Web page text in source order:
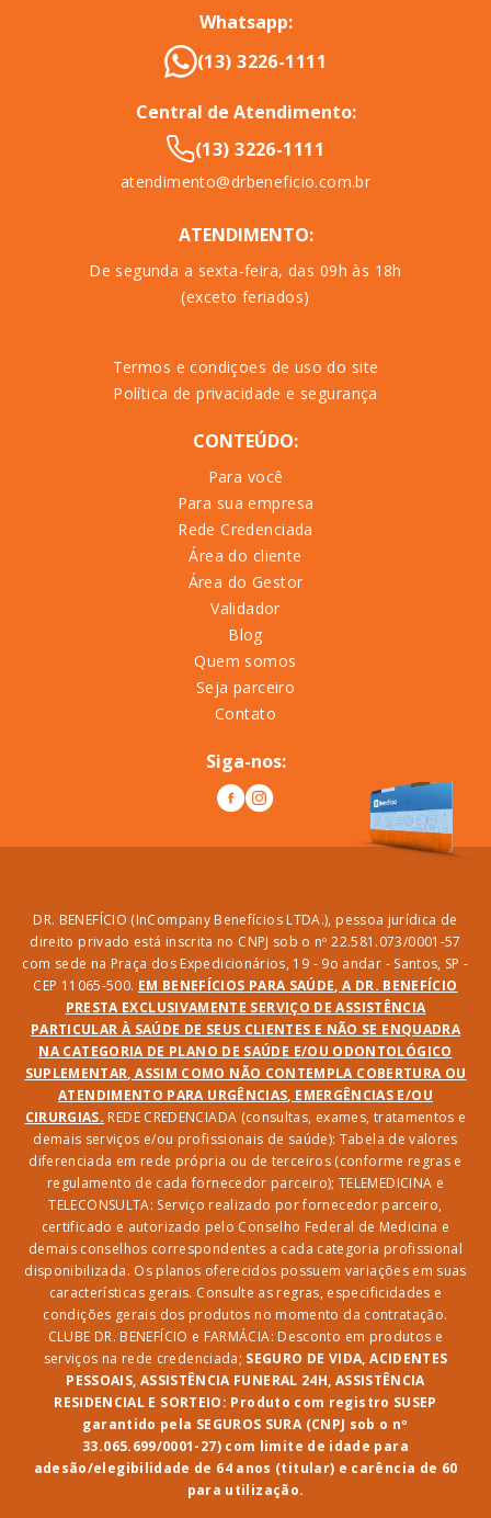
Whatsapp:
(13) 3226-1111
Central de Atendimento:
(13) 3226-1111
atendimento@drbeneficio.com.br
ATENDIMENTO:
De segunda a sexta-feira, das 09h às 18h
(exceto feriados)
Termos e condiçoes de uso do site
Política de privacidade e segurança
CONTEÚDO:
Para você
Para sua empresa
Rede Credenciada
Área do cliente
Área do Gestor
Validador
Blog
Quem somos
Seja parceiro
Contato
Siga-nos:
DR. BENEFÍCIO (InCompany Benefícios LTDA.), pessoa jurídica de
direito privado está inscrita no CNPJ sob o nº 22.581.073/0001-57
com sede na Praça dos Expedicionários, 19 - 9o andar - Santos, SP -
CEP 11065-500. EM BENEFÍCIOS PARA SAÚDE, A DR. BENEFÍCIO
PRESTA EXCLUSIVAMENTE SERVIÇO DE ASSISTÊNCIA
PARTICULAR À SAÚDE DE SEUS CLIENTES E NÃO SE ENQUADRA
NA CATEGORIA DE PLANO DE SAÚDE E/OU ODONTOLÓGICO
SUPLEMENTAR, ASSIM COMO NÃO CONTEMPLA COBERTURA OU
ATENDIMENTO PARA URGÊNCIAS, EMERGÊNCIAS E/OU
CIRURGIAS. REDE CREDENCIADA (consultas, exames, tratamentos e
demais serviços e/ou profissionais de saúde): Tabela de valores
diferenciada em rede própria ou de terceiros (conforme regras e
regulamento de cada fornecedor parceiro); TELEMEDICINA e
TELECONSULTA: Serviço realizado por fornecedor parceiro,
certificado e autorizado pelo Conselho Federal de Medicina e
demais conselhos correspondentes a cada categoria profissional
disponibilizada. Os planos oferecidos possuem variações em suas
características gerais. Consulte as regras, especificidades e
condições gerais dos produtos no momento da contratação.
CLUBE DR. BENEFÍCIO e FARMÁCIA: Desconto em produtos e
serviços na rede credenciada; SEGURO DE VIDA, ACIDENTES
PESSOAIS, ASSISTÊNCIA FUNERAL 24H, ASSISTÊNCIA
RESIDENCIAL E SORTEIO: Produto com registro SUSEP
garantido pela SEGUROS SURA (CNPJ sob o nº
33.065.699/0001-27) com limite de idade para
adesão/elegibilidade de 64 anos (titular) e carência de 60
para utilização.